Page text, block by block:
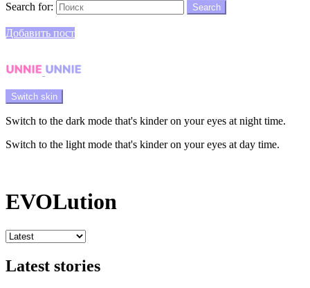
Search for:
Search
Добавить пост
Switch skin
Switch to the dark mode that's kinder on your eyes at night time.
Switch to the light mode that's kinder on your eyes at day time.
EVOLution
Latest stories